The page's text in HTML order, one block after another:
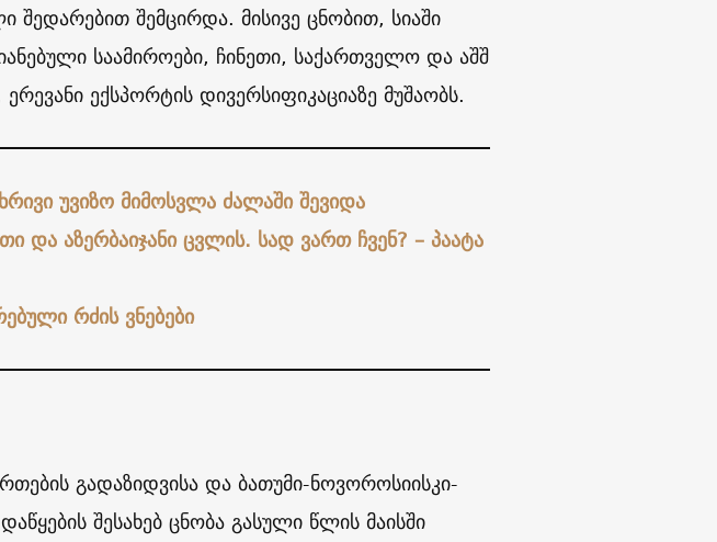
შემცირდა. მისივე ცნობით, სიაში
საამიროები, ჩინეთი, საქართველო და აშშ
ექსპორტის დივერსიფიკაციაზე მუშაობს.
უვიზო მიმოსვლა ძალაში შევიდა
და აზერბაიჯანი ცვლის. სად ვართ ჩვენ? – პაატა
რძის ვნებები
გადაზიდვისა და ბათუმი-ნოვოროსიისკი-
შესახებ ცნობა გასული წლის მაისში